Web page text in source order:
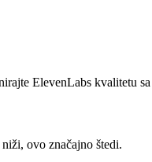
ElevenLabs kvalitetu
ovo značajno štedi.